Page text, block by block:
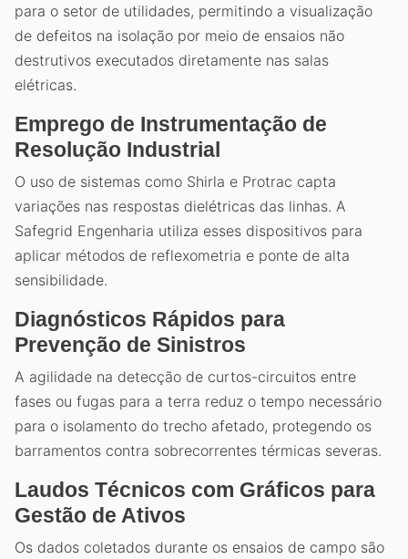
para o setor de utilidades, permitindo a visualização
de defeitos na isolação por meio de ensaios não
destrutivos executados diretamente nas salas
elétricas.
Emprego de Instrumentação de
Resolução Industrial
O uso de sistemas como Shirla e Protrac capta
variações nas respostas dielétricas das linhas. A
Safegrid Engenharia utiliza esses dispositivos para
aplicar métodos de reflexometria e ponte de alta
sensibilidade.
Diagnósticos Rápidos para
Prevenção de Sinistros
A agilidade na detecção de curtos-circuitos entre
fases ou fugas para a terra reduz o tempo necessário
para o isolamento do trecho afetado, protegendo os
barramentos contra sobrecorrentes térmicas severas.
Laudos Técnicos com Gráficos para
Gestão de Ativos
Os dados coletados durante os ensaios de campo são